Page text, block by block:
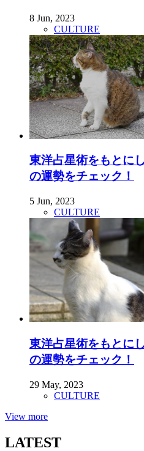
8 Jun, 2023
CULTURE
東洋占星術をもとに
の運勢をチェック！
5 Jun, 2023
CULTURE
東洋占星術をもとに
の運勢をチェック！
29 May, 2023
CULTURE
View more
LATEST